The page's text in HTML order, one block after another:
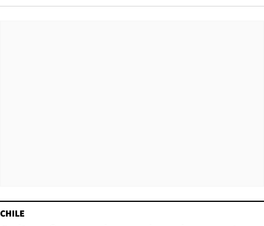
CHILE